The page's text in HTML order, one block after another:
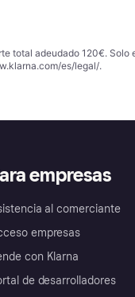
total adeudado 120€.
es/legal/.
empresas
al comerciante
empresas
con Klarna
de desarrolladores